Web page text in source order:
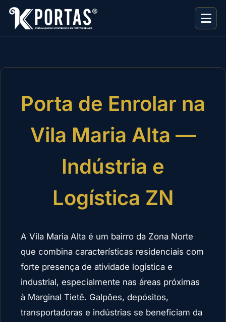
Porta de Enrolar na
Vila Maria Alta —
Indústria e
Logística ZN
A Vila Maria Alta é um bairro da Zona Norte
que combina características residenciais com
forte presença de atividade logística e
industrial, especialmente nas áreas próximas
à Marginal Tietê. Galpões, depósitos,
transportadoras e indústrias se beneficiam da